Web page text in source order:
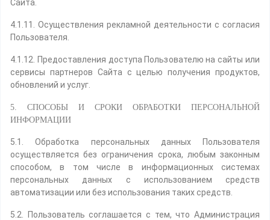
Сайта.
4.1.11. Осуществления рекламной деятельности с согласия
Пользователя.
4.1.12. Предоставления доступа Пользователю на сайты или
сервисы партнеров Сайта с целью получения продуктов,
обновлений и услуг.
5. СПОСОБЫ И СРОКИ ОБРАБОТКИ ПЕРСОНАЛЬНОЙ
ИНФОРМАЦИИ
5.1. Обработка персональных данных Пользователя
осуществляется без ограничения срока, любым законным
способом, в том числе в информационных системах
персональных данных с использованием средств
автоматизации или без использования таких средств.
5.2. Пользователь соглашается с тем, что Администрация